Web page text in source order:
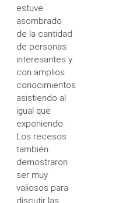
estuve
asombrado
de la cantidad
de personas
interesantes y
con amplios
conocimientos
asistiendo al
igual que
exponiendo.
Los recesos
también
demostraron
ser muy
valiosos para
discutir las